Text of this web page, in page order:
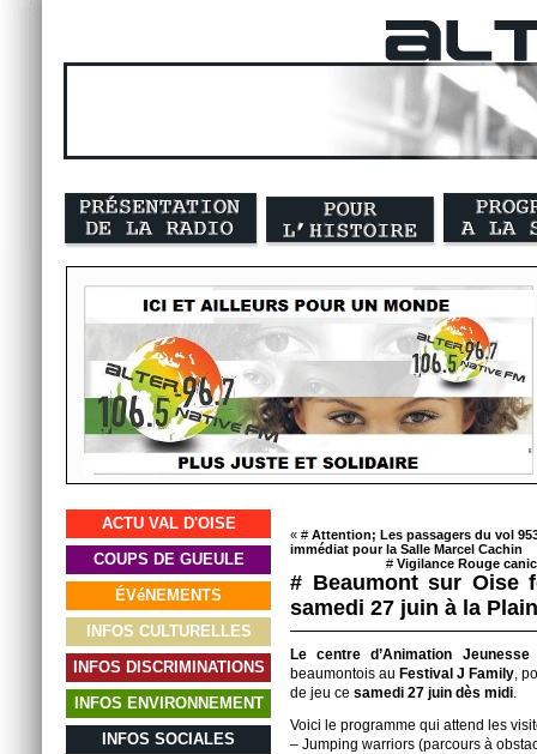
ACTU VAL D'OISE
COUPS DE GUEULE
ÉVéNEMENTS
INFOS CULTURELLES
INFOS DISCRIMINATIONS
INFOS ENVIRONNEMENT
INFOS SOCIALES
« # Attention; Les passagers du vol
immédiat pour la Salle Marcel Cachin
# Vigilance Rouge
# Beaumont sur Oise
samedi 27 juin à la
Le centre d’Animation
beaumontois au Festival J Family,
de jeu ce samedi 27 juin dès midi.
Voici le programme qui attend les
– Jumping warriors (parcours à